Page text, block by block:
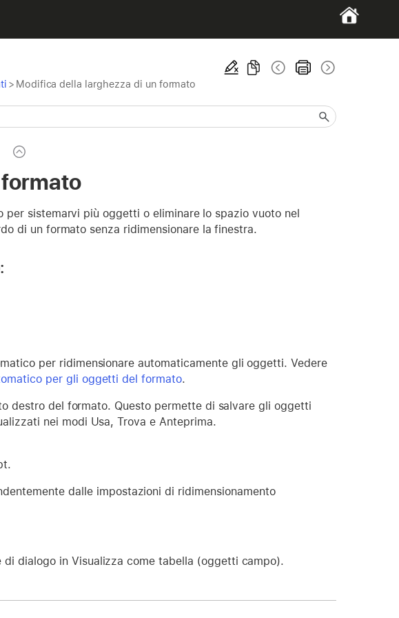
> Modifica della larghezza di un formato
sistemarvi più oggetti o eliminare lo spazio vuoto nel
di un formato senza ridimensionare la finestra.
per ridimensionare automaticamente gli oggetti. Vedere
per gli oggetti del formato.
destro del formato. Questo permette di salvare gli oggetti
nei modi Usa, Trova e Anteprima.
dalle impostazioni di ridimensionamento
dialogo in Visualizza come tabella (oggetti campo).